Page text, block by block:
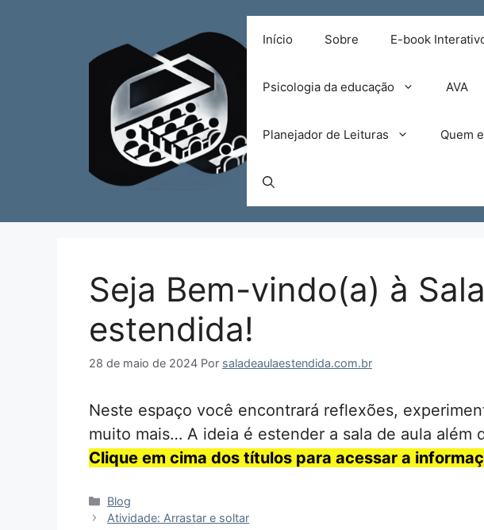
Início Sobre E-book
Psicologia da educação AVA
Planejador de Leituras Quem
Seja Bem-vindo(a) à
estendida!
28 de maio de 2024 Por saladeaulaestendida.com.br
Neste espaço você encontrará reflexões,
muito mais… A ideia é estender a sala de aula além
Clique em cima dos títulos para acessar a
Categorias
Blog
Atividade: Arrastar e soltar